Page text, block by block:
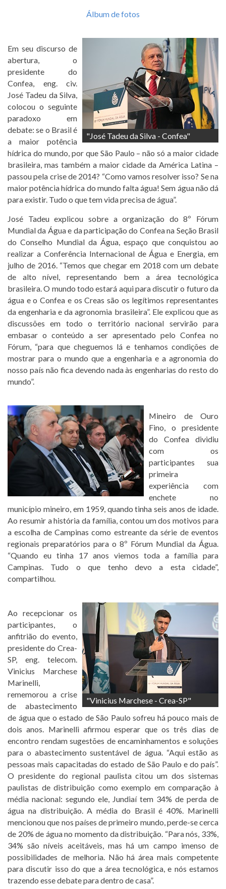
Álbum de fotos
"José Tadeu da Silva - Confea"
Em seu discurso de
abertura, o
presidente do
Confea, eng. civ.
José Tadeu da Silva,
colocou o seguinte
paradoxo em
debate: se o Brasil é
a maior potência
hídrica do mundo, por que São Paulo – não só a maior cidade
brasileira, mas também a maior cidade da América Latina –
passou pela crise de 2014? “Como vamos resolver isso? Se na
maior potência hídrica do mundo falta água! Sem água não dá
para existir. Tudo o que tem vida precisa de água”.
José Tadeu explicou sobre a organização do 8º Fórum
Mundial da Água e da participação do Confea na Seção Brasil
do Conselho Mundial da Água, espaço que conquistou ao
realizar a Conferência Internacional de Água e Energia, em
julho de 2016. “Temos que chegar em 2018 com um debate
de alto nível, representando bem a área tecnológica
brasileira. O mundo todo estará aqui para discutir o futuro da
água e o Confea e os Creas são os legítimos representantes
da engenharia e da agronomia brasileira”. Ele explicou que as
discussões em todo o território nacional servirão para
embasar o conteúdo a ser apresentado pelo Confea no
Fórum, “para que cheguemos lá e tenhamos condições de
mostrar para o mundo que a engenharia e a agronomia do
nosso país não fica devendo nada às engenharias do resto do
mundo”.
Mineiro de Ouro
Fino, o presidente
do Confea dividiu
com os
participantes sua
primeira
experiência com
enchete no
município mineiro, em 1959, quando tinha seis anos de idade.
Ao resumir a história da família, contou um dos motivos para
a escolha de Campinas como estreante da série de eventos
regionais preparatórios para o 8º Fórum Mundial da Água.
“Quando eu tinha 17 anos viemos toda a família para
Campinas. Tudo o que tenho devo a esta cidade”,
compartilhou.
"Vinicius Marchese - Crea-SP"
Ao recepcionar os
participantes, o
anfitrião do evento,
presidente do Crea-
SP, eng. telecom.
Vinicius Marchese
Marinelli,
rememorou a crise
de abastecimento
de água que o estado de São Paulo sofreu há pouco mais de
dois anos. Marinelli afirmou esperar que os três dias de
encontro rendam sugestões de encaminhamentos e soluções
para o abastecimento sustentável de água. “Aqui estão as
pessoas mais capacitadas do estado de São Paulo e do país”.
O presidente do regional paulista citou um dos sistemas
paulistas de distribuição como exemplo em comparação à
média nacional: segundo ele, Jundiaí tem 34% de perda de
água na distribuição. A média do Brasil é 40%. Marinelli
mencionou que nos países de primeiro mundo, perde-se cerca
de 20% de água no momento da distribuição. “Para nós, 33%,
34% são níveis aceitáveis, mas há um campo imenso de
possibilidades de melhoria. Não há área mais competente
para discutir isso do que a área tecnológica, e nós estamos
trazendo esse debate para dentro de casa”.